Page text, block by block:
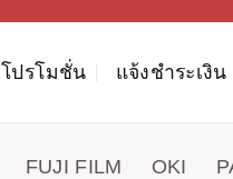
โปรโมชั่น แจ้งชำระเงิน
FUJI FILM OKI